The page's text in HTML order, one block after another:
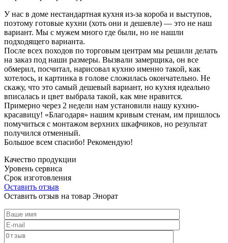
У нас в доме нестандартная кухня из-за короба и выступов,
поэтому готовые кухни (хоть они и дешевле) — это не наш
вариант. Мы с мужем много где были, но не нашли
подходящего варианта.
После всех походов по торговым центрам мы решили делать
на заказ под наши размеры. Вызвали замерщика, он все
обмерил, посчитал, нарисовал кухню именно такой, как
хотелось, и картинка в голове сложилась окончательно. Не
скажу, что это самый дешевый вариант, но кухня идеально
вписалась и цвет выбрала такой, как мне нравится.
Примерно через 2 недели нам установили нашу кухню-
красавицу! «Благодаря» нашим кривым стенам, им пришлось
помучиться с монтажом верхних шкафчиков, но результат
получился отменный.
Большое всем спасибо! Рекомендую!
Качество продукции
Уровень сервиса
Срок изготовления
Оставить отзыв
Оставить отзыв на товар Энорат